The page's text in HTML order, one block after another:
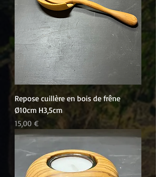
Repose cuillère en bois de frêne
Ø10cm H3,5cm
Prix
15,00 €